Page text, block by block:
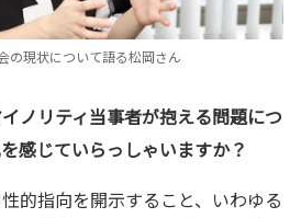
の現状について語る松岡さん
ノリティ当事者が抱える問題につ
感じていらっしゃいますか？
的指向を開示すること、いわゆる